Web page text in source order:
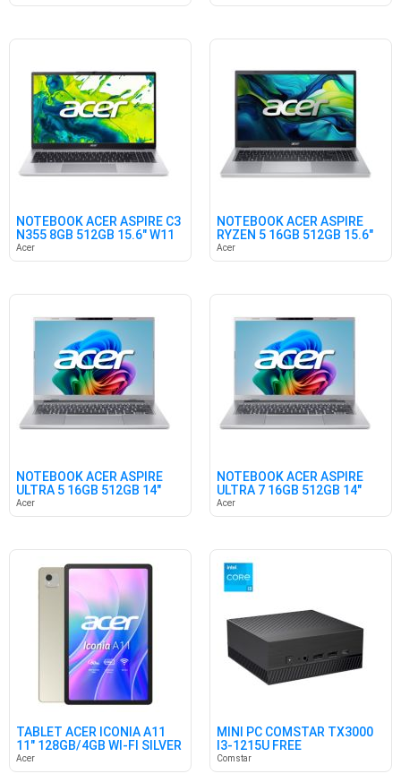
NOTEBOOK ACER ASPIRE C3
N355 8GB 512GB 15.6" W11
Acer
NOTEBOOK ACER ASPIRE
RYZEN 5 16GB 512GB 15.6"
FREE
Acer
NOTEBOOK ACER ASPIRE
ULTRA 5 16GB 512GB 14"
W11
Acer
NOTEBOOK ACER ASPIRE
ULTRA 7 16GB 512GB 14"
W11
Acer
TABLET ACER ICONIA A11
11" 128GB/4GB WI-FI SILVER
Acer
MINI PC COMSTAR TX3000
I3-1215U FREE
Comstar